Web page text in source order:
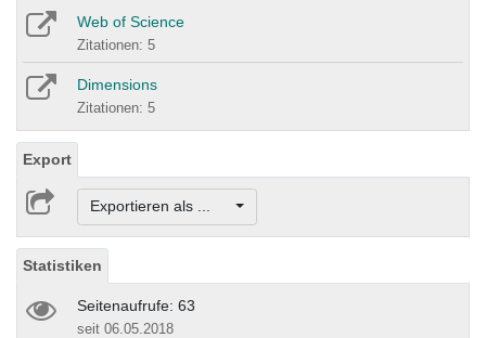
Web of Science
Zitationen: 5
Dimensions
Zitationen: 5
Export
Exportieren als ...
Statistiken
Seitenaufrufe: 63
seit 06.05.2018